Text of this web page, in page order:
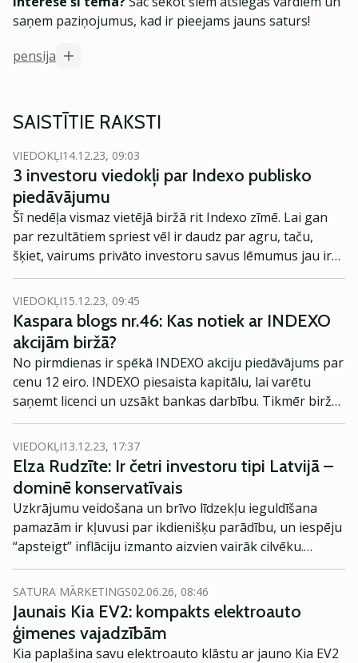
saņem paziņojumus, kad ir pieejams jauns saturs!
pensija
SAISTĪTIE RAKSTI
VIEDOKĻI14.12.23, 09:03
3 investoru viedokļi par Indexo publisko
piedāvājumu
Šī nedēļa vismaz vietējā biržā rit Indexo zīmē. Lai gan
par rezultātiem spriest vēl ir daudz par agru, taču,
šķiet, vairums privāto investoru savus lēmumus jau ir
pieņēmuši. Sazinājāmies ar trim investoriem, lai
noskaidrotu viņu pārdomas par Indexo publisko
piedāvājumu.
VIEDOKĻI15.12.23, 09:45
Kaspara blogs nr.46: Kas notiek ar INDEXO
akcijām biržā?
No pirmdienas ir spēkā INDEXO akciju piedāvājums par
cenu 12 eiro. INDEXO piesaista kapitālu, lai varētu
saņemt licenci un uzsākt bankas darbību. Tikmēr biržā
cena turas ap 10 eiro līmenī. Par šo investoriem ir ļoti
daudz jautājumu. Šajā īsajā ierakstā paspriedīšu par
dažiem iespējamajiem iemesliem.
VIEDOKĻI13.12.23, 17:37
Elza Rudzīte: Ir četri investoru tipi Latvijā –
dominē konservatīvais
Uzkrājumu veidošana un brīvo līdzekļu ieguldīšana
pamazām ir kļuvusi par ikdienišķu parādību, un iespēju
“apsteigt” inflāciju izmanto aizvien vairāk cilvēku.
Latvijas iedzīvotājus šajā ziņā var raksturot kā izteikti
piesardzīgus – salīdzinot ar mūsu Baltijas kaimiņiem,
pagaidām esam krietni atturīgāki attiecībā uz
ieguldīšanu akcijās, raksta Elza Rudzīte, SEB bankas
Privātpersonu segmenta vadītāja.
SATURA MĀRKETINGS02.06.26, 08:46
Jaunais Kia EV2: kompakts elektroauto
ģimenes vajadzībām
Kia paplašina savu elektroauto klāstu ar jauno Kia EV2